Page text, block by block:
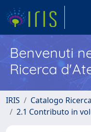
Benvenuti
Ricerca
IRIS Catalogo Ricerca
2.1 Contributo in